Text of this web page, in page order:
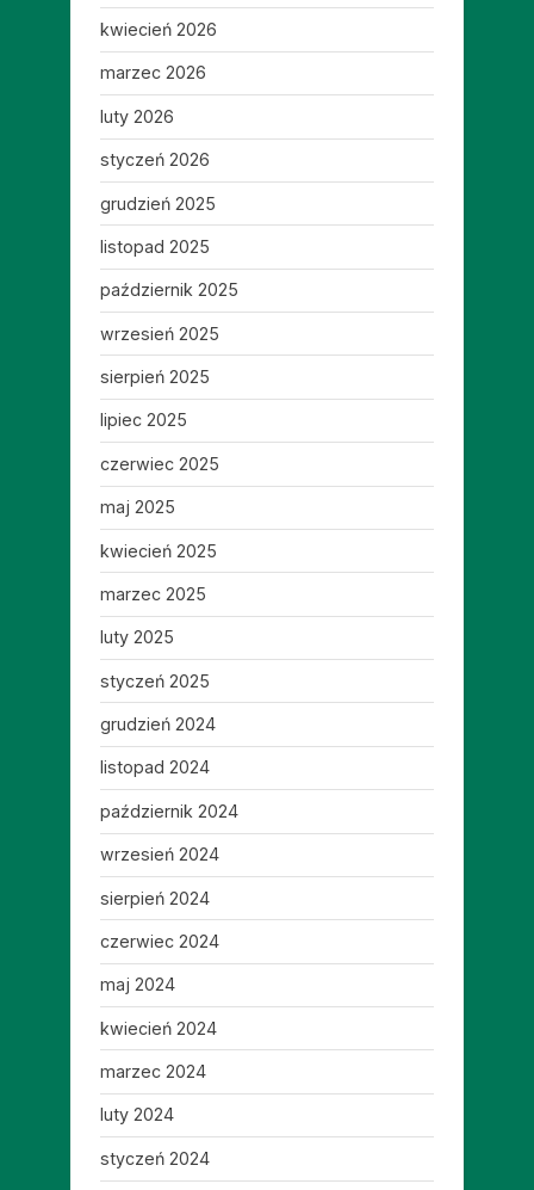
kwiecień 2026
marzec 2026
luty 2026
styczeń 2026
grudzień 2025
listopad 2025
październik 2025
wrzesień 2025
sierpień 2025
lipiec 2025
czerwiec 2025
maj 2025
kwiecień 2025
marzec 2025
luty 2025
styczeń 2025
grudzień 2024
listopad 2024
październik 2024
wrzesień 2024
sierpień 2024
czerwiec 2024
maj 2024
kwiecień 2024
marzec 2024
luty 2024
styczeń 2024